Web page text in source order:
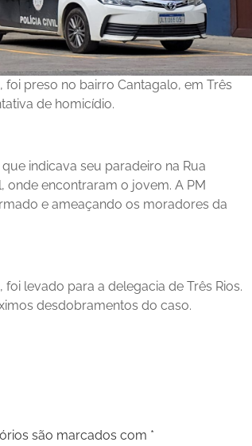
preso no bairro Cantagalo, em Três
de homicídio.
indicava seu paradeiro na Rua
onde encontraram o jovem. A PM
e ameaçando os moradores da
levado para a delegacia de Três Rios.
desdobramentos do caso.
são marcados com *